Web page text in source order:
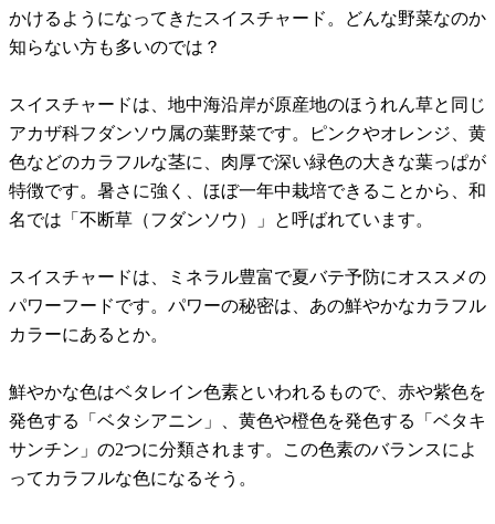
かけるようになってきたスイスチャード。どんな野菜なのか
知らない方も多いのでは？
スイスチャードは、地中海沿岸が原産地のほうれん草と同じ
アカザ科フダンソウ属の葉野菜です。ピンクやオレンジ、黄
色などのカラフルな茎に、肉厚で深い緑色の大きな葉っぱが
特徴です。暑さに強く、ほぼ一年中栽培できることから、和
名では「不断草（フダンソウ）」と呼ばれています。
スイスチャードは、ミネラル豊富で夏バテ予防にオススメの
パワーフードです。パワーの秘密は、あの鮮やかなカラフル
カラーにあるとか。
鮮やかな色はベタレイン色素といわれるもので、赤や紫色を
発色する「ベタシアニン」、黄色や橙色を発色する「ベタキ
サンチン」の2つに分類されます。この色素のバランスによ
ってカラフルな色になるそう。